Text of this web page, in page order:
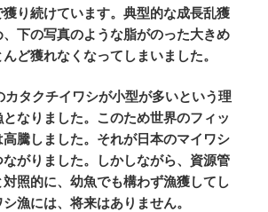
り続けています。典型的な成長乱獲
下の写真のような脂がのった大きめ
ど獲れなくなってしまいました。
カタクチイワシが小型が多いという理
なりました。このため世界のフィッ
騰しました。それが日本のマイワシ
がりました。しかしながら、資源管
照的に、幼魚でも構わず漁獲してし
漁には、将来はありません。